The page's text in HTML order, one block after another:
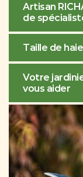
Artisan
de
Taille de
Votre
vous aider